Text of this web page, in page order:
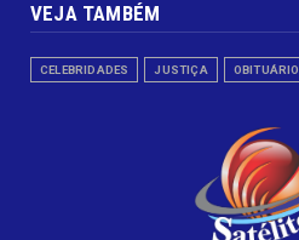
VEJA TAMBÉM
CELEBRIDADES JUSTIÇA OBITUÁRIO